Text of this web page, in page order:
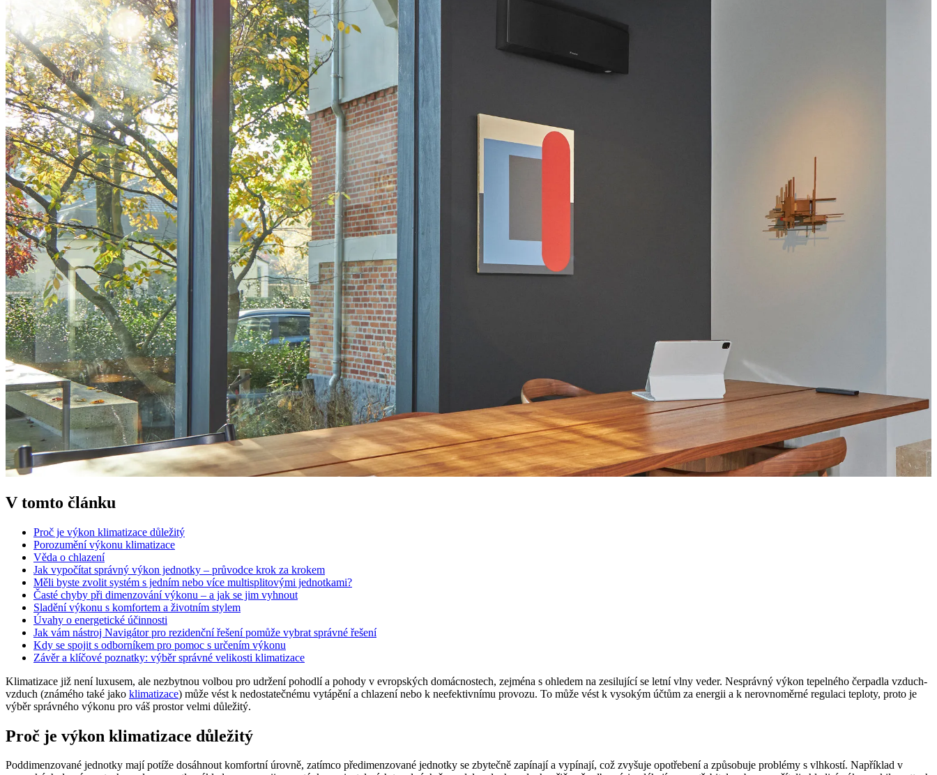
V tomto článku
Proč je výkon klimatizace důležitý
Porozumění výkonu klimatizace
Věda o chlazení
Jak vypočítat správný výkon jednotky – průvodce krok za krokem
Měli byste zvolit systém s jedním nebo více multisplitovými jednotkami?
Časté chyby při dimenzování výkonu – a jak se jim vyhnout
Sladění výkonu s komfortem a životním stylem
Úvahy o energetické účinnosti
Jak vám nástroj Navigátor pro rezidenční řešení pomůže vybrat správné řešení
Kdy se spojit s odborníkem pro pomoc s určením výkonu
Závěr a klíčové poznatky: výběr správné velikosti klimatizace
Klimatizace již není luxusem, ale nezbytnou volbou pro udržení pohodlí a pohody v evropských domácnostech, zejména s ohledem na zesilující se letní vlny veder. Nesprávný výkon tepelného čerpadla vzduch-
vzduch (známého také jako klimatizace) může vést k nedostatečnému vytápění a chlazení nebo k neefektivnímu provozu. To může vést k vysokým účtům za energii a k nerovnoměrné regulaci teploty, proto je
výběr správného výkonu pro váš prostor velmi důležitý.
Proč je výkon klimatizace důležitý
Poddimenzované jednotky mají potíže dosáhnout komfortní úrovně, zatímco předimenzované jednotky se zbytečně zapínají a vypínají, což zvyšuje opotřebení a způsobuje problémy s vlhkostí. Například v